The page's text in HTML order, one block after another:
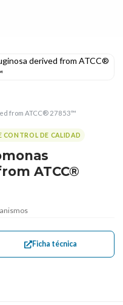
from ATCC® 27853™
CONTROL DE CALIDAD
ATCC®
Ficha técnica